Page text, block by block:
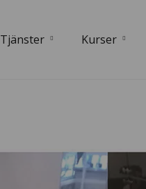
Tjänster Kurser